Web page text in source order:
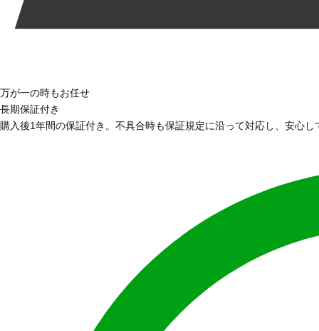
万が一の時もお任せ
長期保証付き
購入後1年間の保証付き。不具合時も保証規定に沿って対応し、安心